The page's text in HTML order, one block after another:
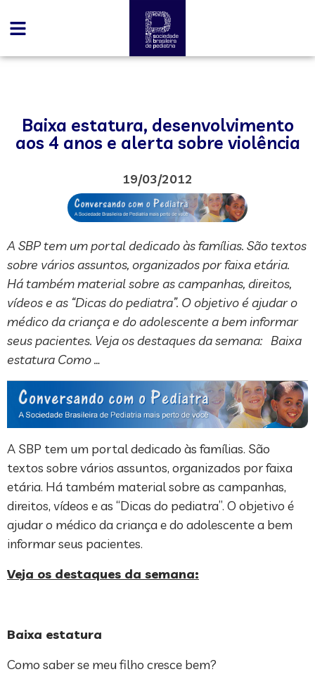
Baixa estatura, desenvolvimento
aos 4 anos e alerta sobre violência
19/03/2012
A SBP tem um portal dedicado às famílias. São textos
sobre vários assuntos, organizados por faixa etária.
Há também material sobre as campanhas, direitos,
vídeos e as “Dicas do pediatra”. O objetivo é ajudar o
médico da criança e do adolescente a bem informar
seus pacientes. Veja os destaques da semana: Baixa
estatura Como …
A SBP tem um portal dedicado às famílias. São
textos sobre vários assuntos, organizados por faixa
etária. Há também material sobre as campanhas,
direitos, vídeos e as “Dicas do pediatra”. O objetivo é
ajudar o médico da criança e do adolescente a bem
informar seus pacientes.
Veja os destaques da semana:
Baixa estatura
Como saber se meu filho cresce bem?